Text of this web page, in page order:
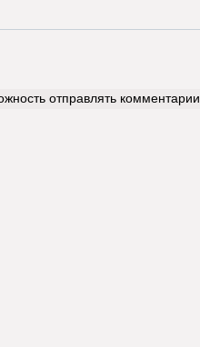
отправлять комментарии